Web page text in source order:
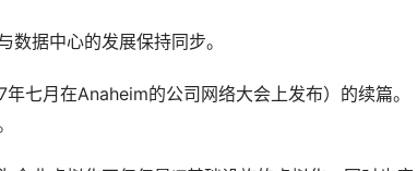
据中心的发展保持同步。
七月在Anaheim的公司网络大会上发布）的续篇。